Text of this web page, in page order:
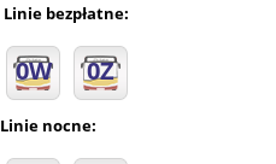
Linie bezpłatne:
0W 0Z
Linie nocne: